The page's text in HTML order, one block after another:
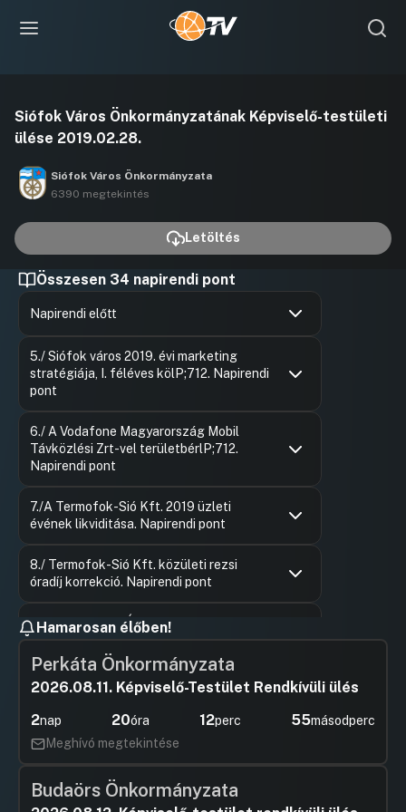
lejátszása
Siófok Város Önkormányzatának Képviselő-testületi
ülése 2019.02.28.
Siófok Város Önkormányzata
6390 megtekintés
Letöltés
Összesen 34 napirendi pont
Napirendi előtt
5./ Siófok város 2019. évi marketing
stratégiája, I. féléves kölP;712. Napirendi
pont
6./ A Vodafone Magyarország Mobil
Távközlési Zrt-vel területbérlP;712.
Napirendi pont
7./A Termofok-Sió Kft. 2019 üzleti
évének likviditása. Napirendi pont
8./ Termofok-Sió Kft. közületi rezsi
óradíj korrekció. Napirendi pont
Hozzászólások
9./ Siófok Város Óvodája és Bölcsődéje
átszervezéséről, a bölcsőP;712.
Napirendi pont
HozzászólásokUgrás a napirendi pontra
Dr. Safar
10./ Siófok Város Óvodája és Bölcsődéje
óvodai felvételi körzeteP;712. Napirendi
HozzászólásokUgrás a napirendi pontra
Dr. Safar
nyári zárva tartása. Napirendi pont
Hamarosan élőben!
Perkáta Önkormányzata
2026.08.11. Képviselő-Testület Rendkívüli ülés
2nap 20óra 12perc 54másodperc
Meghívó megtekintése
Budaörs Önkormányzata